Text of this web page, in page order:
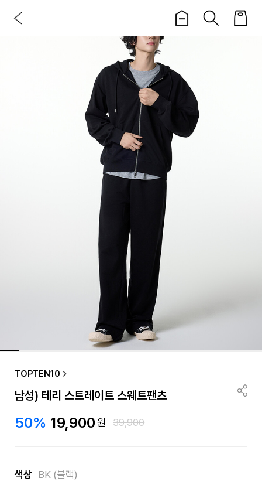
TOPTEN10
남성) 테리 스트레이트 스웨트팬츠
50% 19,900원 39,900
색상 BK (블랙)